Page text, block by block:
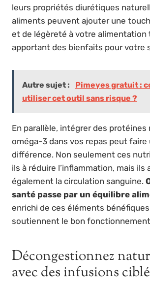
leurs propriétés diurétiques
aliments peuvent ajouter une
et de légèreté à votre alimentation
apportant des bienfaits pour votre
Autre sujet :
Pimeyes gratuit :
utiliser cet outil sans risque ?
En parallèle, intégrer des protéines
oméga-3 dans vos repas peut faire
différence. Non seulement ces
ils à réduire l’inflammation, mais ils
également la circulation sanguine.
santé passe par un équilibre
enrichi de ces éléments
soutiennent le bon
Décongestionnez
avec des infusions